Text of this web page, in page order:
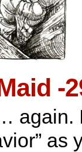
-
again.
as